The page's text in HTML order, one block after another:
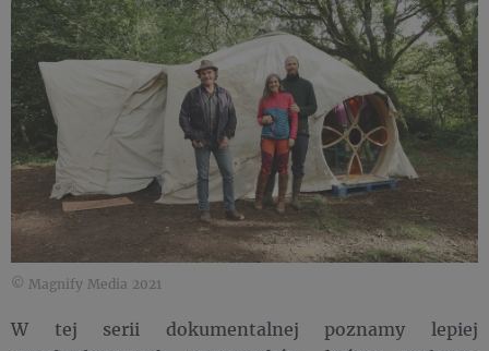
© Magnify Media 2021
W tej serii dokumentalnej poznamy lepiej